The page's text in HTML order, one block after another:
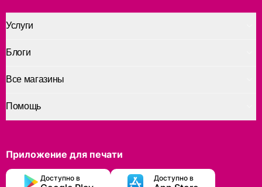
Услуги
Помощь
Блоги
Все магазины
Приложение для печати
Доступно в Доступно в